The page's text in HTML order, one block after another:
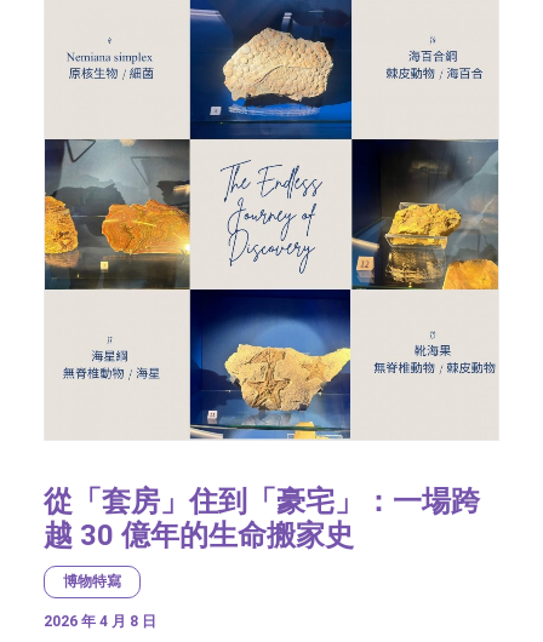
從「套房」住到「豪宅」：一場跨
越 30 億年的生命搬家史
博物特寫
2026 年 4 月 8 日